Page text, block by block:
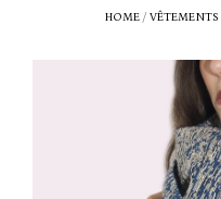
HOME / VÊTEMENTS